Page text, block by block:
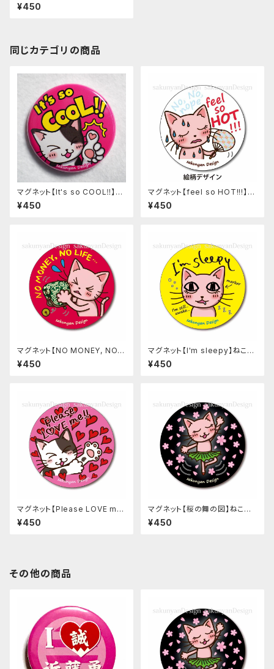
eak】ねこち＆さくにゃん
¥450
同じカテゴリの商品
マグネット【It's so COOL‼︎】ね
こち＆さくにゃん
¥450
マグネット【feel so HOT!!!】ね
こち＆さくにゃん
¥450
マグネット【NO MONEY, NO L
IFE…】ねこち＆さくにゃん
¥450
マグネット【I'm sleepy】ねこち
＆さくにゃん
¥450
マグネット【Please LOVE m
e!!】ねこち＆さくにゃん
¥450
マグネット【桜の舞の図】ねこち
＆さくにゃん
¥450
その他の商品